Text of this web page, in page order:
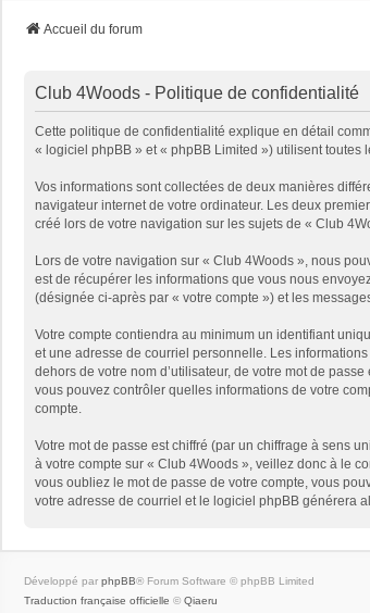
Accueil du forum
Club 4Woods - Politique de confidentialité
Cette politique de confidentialité explique en détail
« logiciel phpBB » et « phpBB Limited ») utilisent
Vos informations sont collectées de deux manières
navigateur internet de votre ordinateur. Les deux
créé lors de votre navigation sur les sujets de « Club
Lors de votre navigation sur « Club 4Woods », nous
est de récupérer les informations que vous nous
(désignée ci-après par « votre compte ») et les
Votre compte contiendra au minimum un identifiant
et une adresse de courriel personnelle. Les
dehors de votre nom d’utilisateur, de votre mot de
vous pouvez contrôler quelles informations de votre
compte.
Votre mot de passe est chiffré (par un chiffrage à sens
à votre compte sur « Club 4Woods », veillez donc à le
vous oubliez le mot de passe de votre compte, vous
votre adresse de courriel et le logiciel phpBB générera
Développé par phpBB® Forum Software © phpBB Limited
Traduction française officielle © Qiaeru